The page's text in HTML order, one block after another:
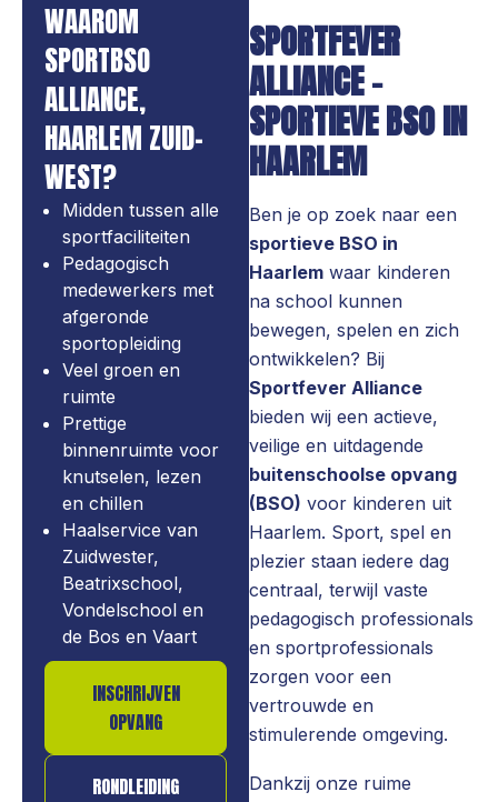
SPORTFEVER
ALLIANCE –
SPORTIEVE BSO IN
HAARLEM
Ben je op zoek naar een
sportieve BSO in
Haarlem waar kinderen
na school kunnen
bewegen, spelen en zich
ontwikkelen? Bij
Sportfever Alliance
bieden wij een actieve,
veilige en uitdagende
buitenschoolse opvang
(BSO) voor kinderen uit
Haarlem. Sport, spel en
plezier staan iedere dag
centraal, terwijl vaste
pedagogisch professionals
en sportprofessionals
zorgen voor een
vertrouwde en
stimulerende omgeving.
Dankzij onze ruime
WAAROM
SPORTBSO
ALLIANCE,
HAARLEM ZUID-
WEST?
Midden tussen alle
sportfaciliteiten
Pedagogisch
medewerkers met
afgeronde
sportopleiding
Veel groen en
ruimte
Prettige
binnenruimte voor
knutselen, lezen
en chillen
Haalservice van
Zuidwester,
Beatrixschool,
Vondelschool en
de Bos en Vaart
INSCHRIJVEN
OPVANG
RONDLEIDING